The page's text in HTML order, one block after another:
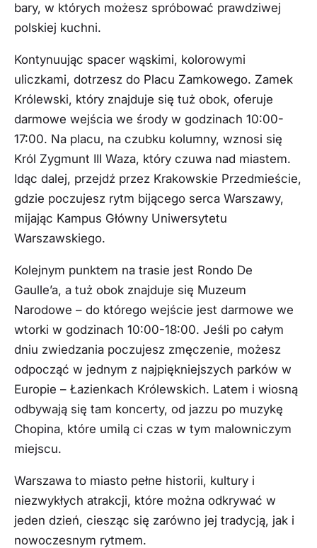
bary, w których możesz spróbować prawdziwej
polskiej kuchni.
Kontynuując spacer wąskimi, kolorowymi
uliczkami, dotrzesz do Placu Zamkowego. Zamek
Królewski, który znajduje się tuż obok, oferuje
darmowe wejścia we środy w godzinach 10:00-
17:00. Na placu, na czubku kolumny, wznosi się
Król Zygmunt III Waza, który czuwa nad miastem.
Idąc dalej, przejdź przez Krakowskie Przedmieście,
gdzie poczujesz rytm bijącego serca Warszawy,
mijając Kampus Główny Uniwersytetu
Warszawskiego.
Kolejnym punktem na trasie jest Rondo De
Gaulle’a, a tuż obok znajduje się Muzeum
Narodowe – do którego wejście jest darmowe we
wtorki w godzinach 10:00-18:00. Jeśli po całym
dniu zwiedzania poczujesz zmęczenie, możesz
odpocząć w jednym z najpiękniejszych parków w
Europie – Łazienkach Królewskich. Latem i wiosną
odbywają się tam koncerty, od jazzu po muzykę
Chopina, które umilą ci czas w tym malowniczym
miejscu.
Warszawa to miasto pełne historii, kultury i
niezwykłych atrakcji, które można odkrywać w
jeden dzień, ciesząc się zarówno jej tradycją, jak i
nowoczesnym rytmem.